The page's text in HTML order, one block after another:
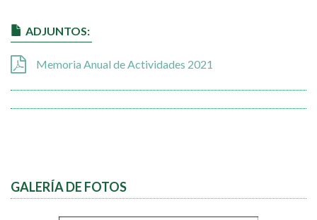
ADJUNTOS:
Memoria Anual de Actividades 2021
GALERÍA DE FOTOS